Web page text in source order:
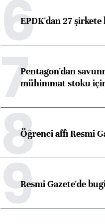
6EPDK'dan 27 şirkete
7Pentagon'dan
mühimmat stoku
8Öğrenci affı Resmi
9Resmi Gazete'de